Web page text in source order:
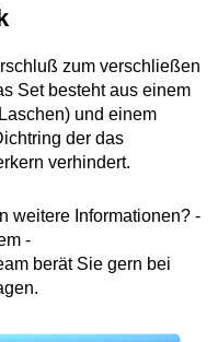
zum verschließen
Set besteht aus einem
und einem
der das
verhindert.
weitere Informationen? -
-
berät Sie gern bei